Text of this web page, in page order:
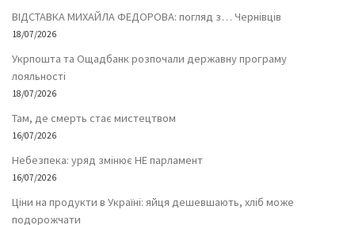
ВІДСТАВКА МИХАЙЛА ФЕДОРОВА: погляд з… Чернівців
18/07/2026
Укрпошта та Ощадбанк розпочали державну програму
лояльності
18/07/2026
Там, де смерть стає мистецтвом
16/07/2026
Небезпека: уряд змінює НЕ парламент
16/07/2026
Ціни на продукти в Україні: яйця дешевшають, хліб може
подорожчати